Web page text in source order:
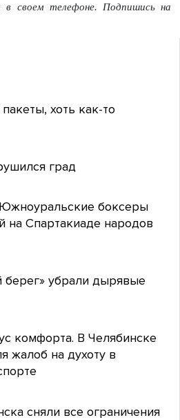
в своем телефоне. Подпишись на
хоть как-то
град
боксеры
на Спартакиаде народов
убрали дырявые
комфорта. В Челябинске
жалоб на духоту в
сняли все ограничения